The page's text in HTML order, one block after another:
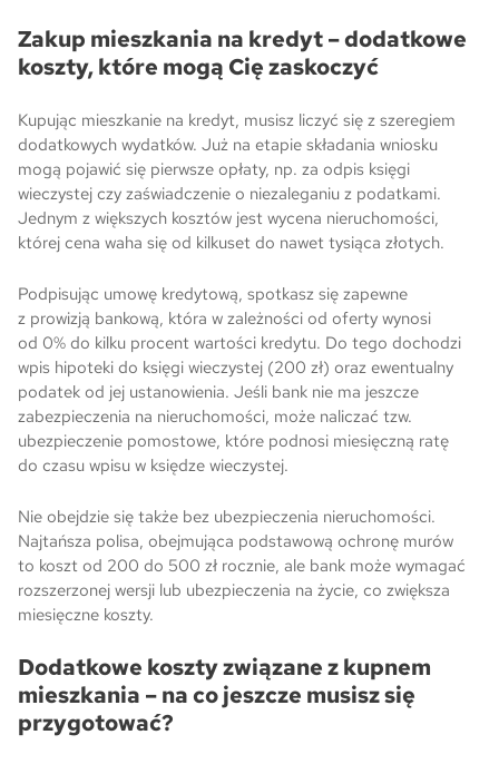
Zakup mieszkania na kredyt – dodatkowe
koszty, które mogą Cię zaskoczyć
Kupując mieszkanie na kredyt, musisz liczyć się z szeregiem
dodatkowych wydatków. Już na etapie składania wniosku
mogą pojawić się pierwsze opłaty, np. za odpis księgi
wieczystej czy zaświadczenie o niezaleganiu z podatkami.
Jednym z większych kosztów jest wycena nieruchomości,
której cena waha się od kilkuset do nawet tysiąca złotych.
Podpisując umowę kredytową, spotkasz się zapewne
z prowizją bankową, która w zależności od oferty wynosi
od 0% do kilku procent wartości kredytu. Do tego dochodzi
wpis hipoteki do księgi wieczystej (200 zł) oraz ewentualny
podatek od jej ustanowienia. Jeśli bank nie ma jeszcze
zabezpieczenia na nieruchomości, może naliczać tzw.
ubezpieczenie pomostowe, które podnosi miesięczną ratę
do czasu wpisu w księdze wieczystej.
Nie obejdzie się także bez ubezpieczenia nieruchomości.
Najtańsza polisa, obejmująca podstawową ochronę murów
to koszt od 200 do 500 zł rocznie, ale bank może wymagać
rozszerzonej wersji lub ubezpieczenia na życie, co zwiększa
miesięczne koszty.
Dodatkowe koszty związane z kupnem
mieszkania – na co jeszcze musisz się
przygotować?